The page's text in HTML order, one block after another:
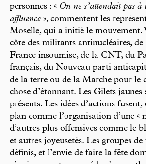
personnes : « On ne s’attendait pas à
affluence », commentent les
Moselle, qui a initié le mouvement.
côte des militants antinucléaires,
France insoumise, de la CNT, du
français, du Nouveau parti
de la terre ou de la Marche pour le
chose d’étonnant. Les Gilets jaunes
présents. Les idées d’actions
plan comme l’organisation d’une «
d’autres plus offensives comme le
et autres joyeusetés. Les groupes
définis, et l’envie de faire la fête